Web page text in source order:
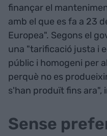
finançar el
amb el que es fa a 23
Europea". Segons el
una "tarificació justa i
públic i homogeni per
perquè no es
s'han produït fins ara",
Sense